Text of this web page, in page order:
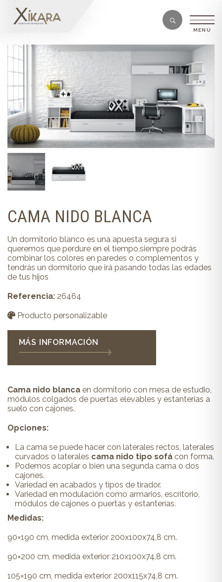
CAMA NIDO BLANCA
Un dormitorio blanco es una apuesta segura si
queremos que perdure en el tiempo,siempre podrás
combinar los colores en paredes o complementos y
tendrás un dormitorio que irá pasando todas las edades
de tus hijos
Referencia: 26464
Producto personalizable
MÁS INFORMACIÓN
Cama nido blanca en dormitorio con mesa de estudio,
módulos colgados de puertas elevables y estanterías a
suelo con cajones.
Opciones:
La cama se puede hacer con laterales rectos, laterales
curvados o laterales cama nido tipo sofá con forma.
Podemos acoplar o bien una segunda cama o dos
cajones.
Variedad en acabados y tipos de tirador.
Variedad en modulación como armarios, escritorio,
módulos de cajones o puertas y estanterías.
Medidas:
90×190 cm, medida exterior 200x100x74,8 cm.
90×200 cm, medida exterior 210x100x74,8 cm.
105×190 cm, medida exterior 200x115x74,8 cm.